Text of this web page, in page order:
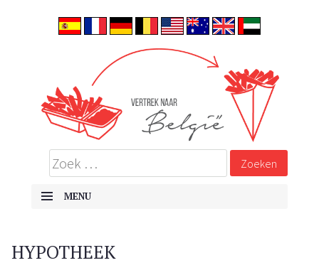
Vertrek naar België
ALLES OVER EMIGREREN NAAR BELGIË
MENU
HYPOTHEEK